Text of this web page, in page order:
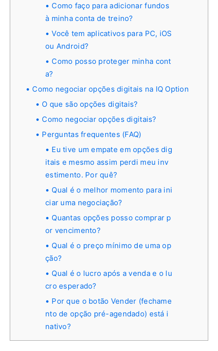
Como faço para adicionar fundos
à minha conta de treino?
Você tem aplicativos para PC, iOS
ou Android?
Como posso proteger minha cont
a?
Como negociar opções digitais na IQ Option
O que são opções digitais?
Como negociar opções digitais?
Perguntas frequentes (FAQ)
Eu tive um empate em opções dig
itais e mesmo assim perdi meu inv
estimento. Por quê?
Qual é o melhor momento para ini
ciar uma negociação?
Quantas opções posso comprar p
or vencimento?
Qual é o preço mínimo de uma op
ção?
Qual é o lucro após a venda e o lu
cro esperado?
Por que o botão Vender (fechame
nto de opção pré-agendado) está i
nativo?